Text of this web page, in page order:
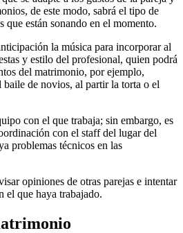
de este modo, sabrá el tipo de
que están sonando en el momento.
la música para incorporar al
y estilo del profesional, quien podrá
del matrimonio, por ejemplo,
de novios, al partir la torta o el
con el que trabaja; sin embargo, es
con el staff del lugar del
problemas técnicos en las
opiniones de otras parejas e intentar
el que haya trabajado.